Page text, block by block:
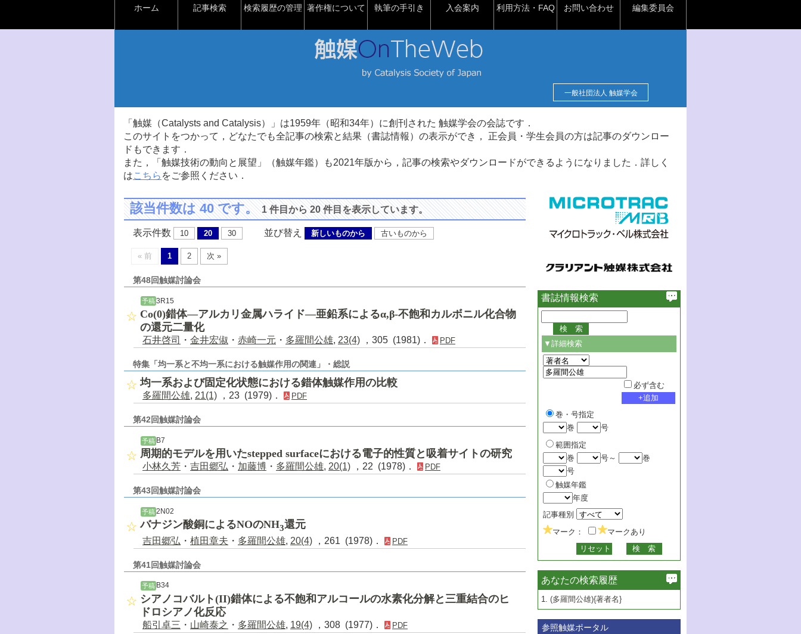
ホーム 記事検索 検索履歴の管理 著作権について 執筆の手引き 入会案内 利用方法・FAQ お問い合わせ 編集委員会
一般社団法人 触媒学会
「触媒（Catalysts and Catalysis）」は1959年（昭和34年）に創刊された 触媒学会の会誌です．
このサイトをつかって，どなたでも全記事の検索と結果（書誌情報）の表示ができ， 正会員・学生会員の方は記事のダウンロー
ドもできます．
また，「触媒技術の動向と展望」（触媒年鑑）も2021年版から，記事の検索やダウンロードができるようになりました．詳しく
はこちら をご参照ください．
該当件数は 40 です。1 件目から 20 件目を表示しています。
表示件数 10 20 30 並び替え 新しいものから 古いものから
« 前 1 2 次 »
第48回触媒討論会
予稿 3R15
Co(0)錯体―アルカリ金属ハライド―亜鉛系によるα,β-不飽和カルボニル化合物
の還元二量化
石井啓司 ・ 金井宏俶 ・ 赤崎一元 ・ 多羅間公雄, 23(4) ，305 (1981)． PDF
特集「均一系と不均一系における触媒作用の関連」・総説
均一系および固定化状態における錯体触媒作用の比較
多羅間公雄, 21(1) ，23 (1979)． PDF
第42回触媒討論会
予稿 B7
周期的モデルを用いたstepped surfaceにおける電子的性質と吸着サイトの研究
小林久芳 ・ 吉田郷弘 ・ 加藤博 ・ 多羅間公雄, 20(1) ，22 (1978)． PDF
第43回触媒討論会
予稿2N02
バナジン酸銅によるNOのNH3還元
吉田郷弘 ・ 植田章夫 ・ 多羅間公雄, 20(4) ，261 (1978)． PDF
第41回触媒討論会
予稿 B34
シアノコバルト(II)錯体による不飽和アルコールの水素化分解と三重結合のヒ
ドロシアノ化反応
船引卓三 ・ 山崎泰之 ・ 多羅間公雄, 19(4) ，308 (1977)． PDF
書誌情報検索
▼詳細検索
必ず含む
巻・号指定
巻
号
範囲指定
巻
号～
巻
号
触媒年鑑
年度
記事種別
マーク：
マークあり
あなたの検索履歴
1. (多羅間公雄){著者名}
参照触媒ポータル